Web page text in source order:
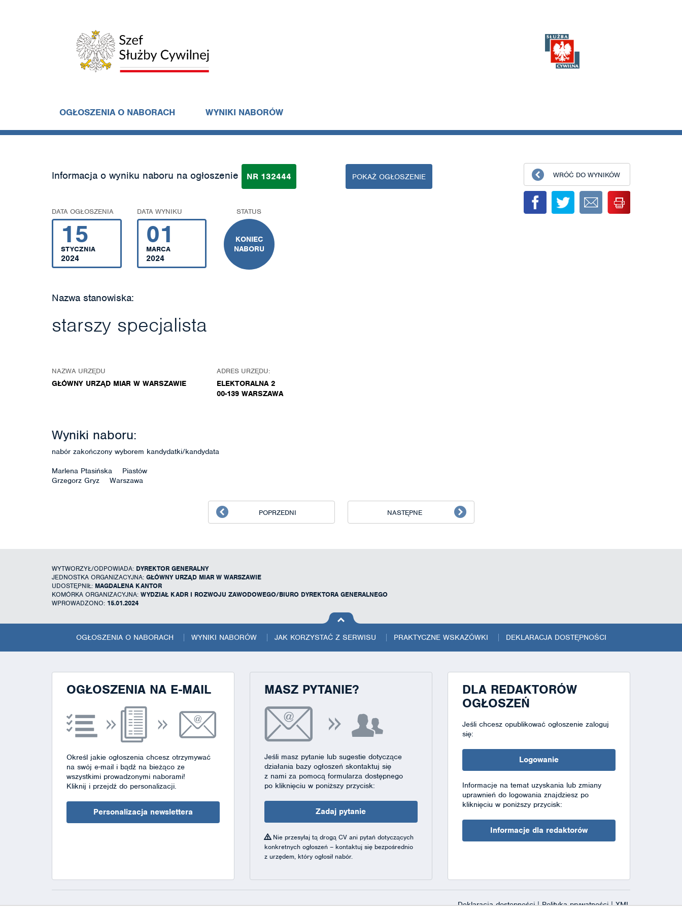
OGŁOSZENIA O NABORACH WYNIKI NABORÓW
Informacja o wyniku naboru na ogłoszenie NR 132444 POKAŻ OGŁOSZENIE
DATA OGŁOSZENIA
15
STYCZNIA
2024
DATA WYNIKU
01
MARCA
2024
STATUS
KONIEC
NABORU
Nazwa stanowiska:
starszy specjalista
NAZWA URZĘDU
GŁÓWNY URZĄD MIAR W WARSZAWIE
ADRES URZĘDU:
ELEKTORALNA 2
00-139 WARSZAWA
Wyniki naboru:
nabór zakończony wyborem kandydatki/kandydata
Marlena Ptasińska Piastów
Grzegorz Gryz Warszawa
WRÓĆ DO WYNIKÓW
POPRZEDNI NASTĘPNE
WYTWORZYŁ/ODPOWIADA: DYREKTOR GENERALNY
JEDNOSTKA ORGANIZACYJNA: GŁÓWNY URZĄD MIAR W WARSZAWIE
UDOSTĘPNIŁ: MAGDALENA KANTOR
KOMÓRKA ORGANIZACYJNA: WYDZIAŁ KADR I ROZWOJU ZAWODOWEGO/BIURO DYREKTORA GENERALNEGO
WPROWADZONO: 15.01.2024
na górę
strony
OGŁOSZENIA O NABORACH WYNIKI NABORÓW JAK KORZYSTAĆ Z SERWISU PRAKTYCZNE WSKAZÓWKI DEKLARACJA DOSTĘPNOŚCI
OGŁOSZENIA NA E-MAIL
Określ jakie ogłoszenia chcesz otrzymywać
na swój e-mail i bądź na bieżąco ze
wszystkimi prowadzonymi naborami!
Kliknij i przejdź do personalizacji.
Personalizacja newslettera
MASZ PYTANIE?
Jeśli masz pytanie lub sugestie dotyczące
działania bazy ogłoszeń skontaktuj się
z nami za pomocą formularza dostępnego
po kliknięciu w poniższy przycisk:
Zadaj pytanie
Nie przesyłaj tą drogą CV ani pytań dotyczących
konkretnych ogłoszeń – kontaktuj się bezpośrednio
z urzędem, który ogłosił nabór.
DLA REDAKTORÓW
OGŁOSZEŃ
Jeśli chcesz opublikować ogłoszenie zaloguj
się:
Logowanie
Informacje na temat uzyskania lub zmiany
uprawnień do logowania znajdziesz po
kliknięciu w poniższy przycisk:
Informacje dla redaktorów
Deklaracja dostępności|Polityka prywatności|XML